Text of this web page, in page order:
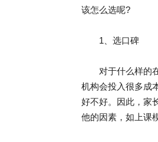
该怎么选呢?
1、选口碑
对于什么样的在
机构会投入很多成
好不好。因此，家
他的因素，如上课